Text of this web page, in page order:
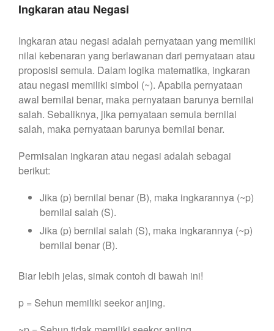
Ingkaran atau Negasi
Ingkaran atau negasi adalah pernyataan yang memiliki
nilai kebenaran yang berlawanan dari pernyataan atau
proposisi semula. Dalam logika matematika, ingkaran
atau negasi memiliki simbol (~). Apabila pernyataan
awal bernilai benar, maka pernyataan barunya bernilai
salah. Sebaliknya, jika pernyataan semula bernilai
salah, maka pernyataan barunya bernilai benar.
Permisalan ingkaran atau negasi adalah sebagai
berikut:
Jika (p) bernilai benar (B), maka ingkarannya (~p)
bernilai salah (S).
Jika (p) bernilai salah (S), maka ingkarannya (~p)
bernilai benar (B).
Biar lebih jelas, simak contoh di bawah ini!
p = Sehun memiliki seekor anjing.